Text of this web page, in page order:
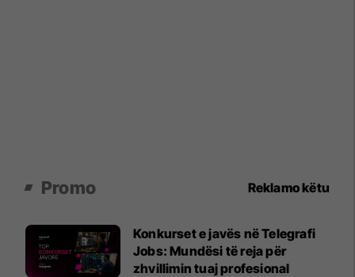
Promo Reklamo këtu
Konkurset e javës në Telegrafi
Jobs: Mundësi të reja për
zhvillimin tuaj profesional